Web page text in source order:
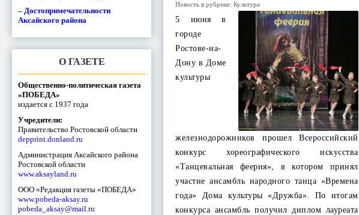
– Достопримечательности
Аксайского района
О ГАЗЕТЕ
Общественно-политическая газета
«ПОБЕДА»
издается с 1937 года
Учредители:
Правительство Ростовской области
depprint.donland.ru
Администрация Аксайского района
Ростовской области
www.aksayland.ru
ООО «Редакция газеты «ПОБЕДА»
www.pobeda-aksay.ru
pobeda_aksay@mail.ru
Новость в рубрике:Культура
5 июня в
городе
Ростове-на-
Дону в Доме
культуры
железнодорожников прошел Всероссийский
конкурс хореографического искусства
«Танцевальная феерия», в котором принял
участие ансамбль народного танца «Времена
года» Дома культуры «Дружба». По итогам
конкурса ансамбль получил диплом лауреата